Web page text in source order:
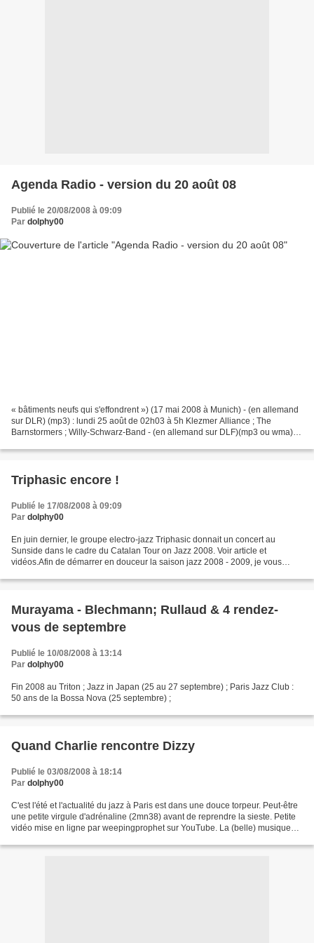
Agenda Radio - version du 20 août 08
Publié le 20/08/2008 à 09:09
Par dolphy00
« bâtiments neufs qui s'effondrent ») (17 mai 2008 à Munich) - (en allemand
sur DLR) (mp3) : lundi 25 août de 02h03 à 5h Klezmer Alliance ; The
Barnstormers ; Willy-Schwarz-Band - (en allemand sur DLF)(mp3 ou wma) :
Triphasic encore !
Publié le 17/08/2008 à 09:09
Par dolphy00
En juin dernier, le groupe electro-jazz Triphasic donnait un concert au
Sunside dans le cadre du Catalan Tour on Jazz 2008. Voir article et
vidéos.Afin de démarrer en douceur la saison jazz 2008 - 2009, je vous
Murayama - Blechmann; Rullaud & 4 rendez-
vous de septembre
Publié le 10/08/2008 à 13:14
Par dolphy00
Fin 2008 au Triton ; Jazz in Japan (25 au 27 septembre) ; Paris Jazz Club :
50 ans de la Bossa Nova (25 septembre) ;
Quand Charlie rencontre Dizzy
Publié le 03/08/2008 à 18:14
Par dolphy00
C'est l'été et l'actualité du jazz à Paris est dans une douce torpeur. Peut-être
une petite virgule d'adrénaline (2mn38) avant de reprendre la sieste. Petite
vidéo mise en ligne par weepingprophet sur YouTube. La (belle) musique